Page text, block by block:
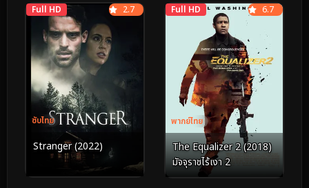
Full HD
ซับไทย
2.7
Stranger (2022)
Full HD
พากย์ไทย
6.7
The Equalizer 2 (2018)
มัจจุราชไร้เงา 2